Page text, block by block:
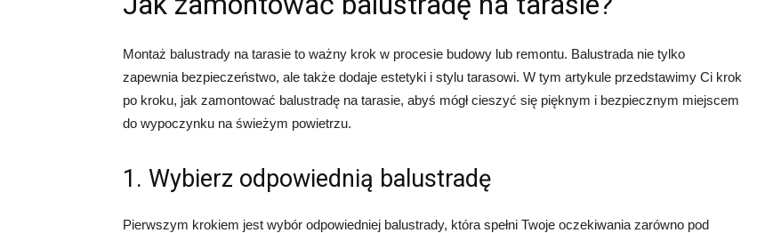
Montaż balustrady na tarasie to ważny krok w procesie budowy lub remontu. Balustrada nie tylko
zapewnia bezpieczeństwo, ale także dodaje estetyki i stylu tarasowi. W tym artykule przedstawimy Ci krok
po kroku, jak zamontować balustradę na tarasie, abyś mógł cieszyć się pięknym i bezpiecznym miejscem
do wypoczynku na świeżym powietrzu.
1. Wybierz odpowiednią balustradę
Pierwszym krokiem jest wybór odpowiedniej balustrady, która spełni Twoje oczekiwania zarówno pod